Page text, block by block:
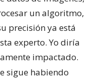
un algoritmo,
precisión ya está
experto. Yo diría
impactado.
sigue habiendo